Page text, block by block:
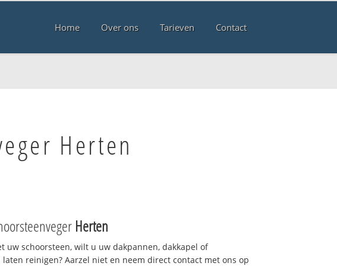
Home Over ons Tarieven Contact
Herten
Herten
uw schoorsteen, wilt u uw dakpannen, dakkapel of
reinigen? Aarzel niet en neem direct contact met ons op